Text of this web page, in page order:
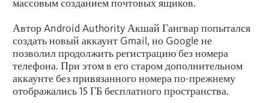
массовым созданием почтовых ящиков.
Автор Android Authority Акшай Гангвар попытался
создать новый аккаунт Gmail, но Google не
позволил продолжить регистрацию без номера
телефона. При этом в его старом дополнительном
аккаунте без привязанного номера по-прежнему
отображались 15 ГБ бесплатного пространства.